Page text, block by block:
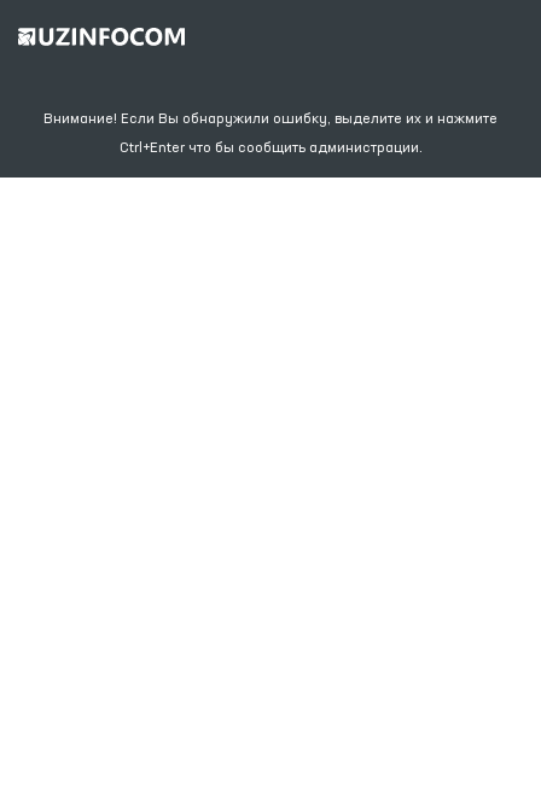
Внимание! Если Вы обнаружили ошибку, выделите их и нажмите
Ctrl+Enter что бы сообщить администрации.